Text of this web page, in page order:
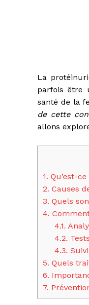
La
parfois être
santé de la
de cette
allons
1. Qu’est-
2. Causes
3. Quels
4.
4.1.
4.2.
4.3.
5. Quels
6.
7.